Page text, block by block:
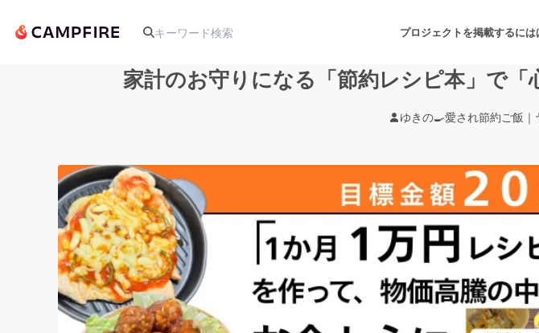
プロジェクトを掲載するには
アート・写真 音楽
テクノロジー・ガジェット ゲーム・サービス開発
映像・映画 書籍・雑誌出版
ビジネス・起業 チャレンジ
家計のお守りになる「節約レシピ本」で
ゆきの🍳愛され節約ご飯｜